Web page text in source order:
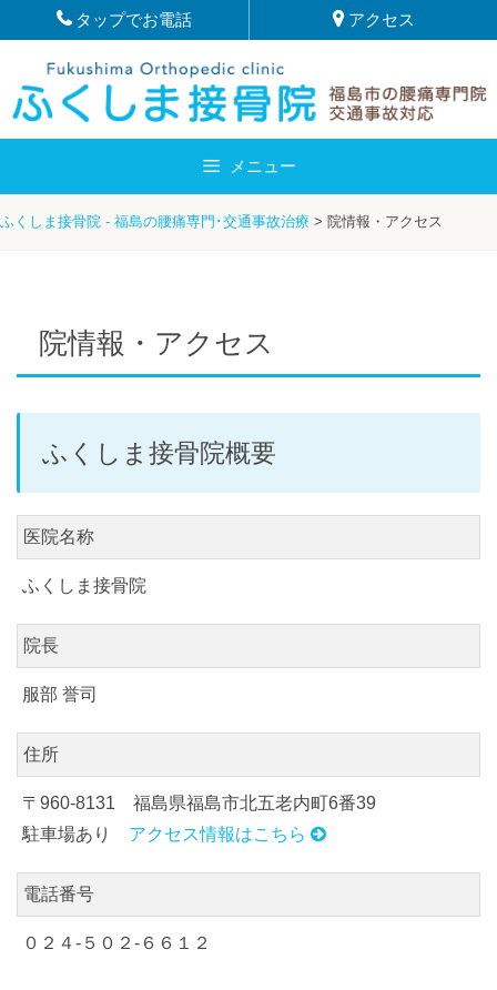
to
content
タップでお電話 アクセス
メニュー
ふくしま接骨院 - 福島の腰痛専門･交通事故治療 > 院情報・アクセス
院情報・アクセス
ふくしま接骨院概要
医院名称
ふくしま接骨院
院長
服部 誉司
住所
〒960-8131 福島県福島市北五老内町6番39
駐車場あり アクセス情報はこちら
電話番号
０２４-５０２-６６１２